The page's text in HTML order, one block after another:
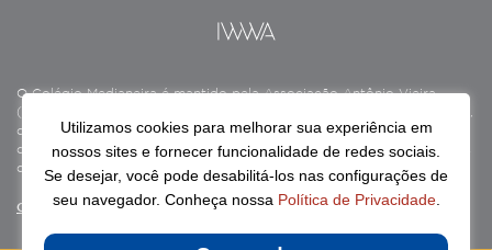
O Colégio Medianeira é mantido pela Associação Antônio Vieira
(ASAV), instituição de direito privado sem fins lucrativos, filantrópica,
de natureza educativa, cultural, assistencial e beneficente, certificada
como Entidade Beneficente de Assistência Social (CEBAS), nas áreas
de educação e assistência social.
Continue lendo
Utilizamos cookies para melhorar sua experiência em
nossos sites e fornecer funcionalidade de redes sociais.
Se desejar, você pode desabilitá-los nas configurações de
seu navegador. Conheça nossa Política de Privacidade.